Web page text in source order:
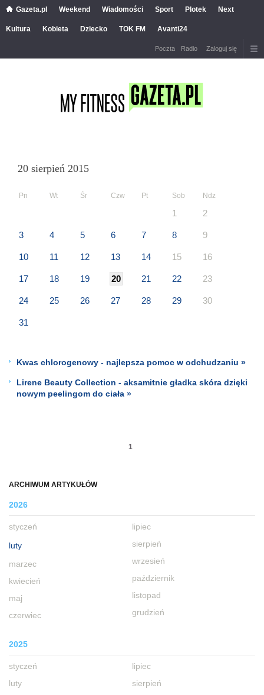
Gazeta.pl Weekend Wiadomości Sport Plotek Next
Kultura Kobieta Dziecko TOK FM Avanti24
Poczta Radio Zaloguj się
ARCHIWUM ARTYKUŁÓW
2026
styczeń
luty
marzec
kwiecień
maj
czerwiec
lipiec
sierpień
wrzesień
październik
listopad
grudzień
2025
styczeń
luty
lipiec
sierpień
20 sierpień 2015
Pn Wt Śr Czw Pt Sob Ndz
1 2
3 4 5 6 7 8 9
10 11 12 13 14 15 16
17 18 19 20 21 22 23
24 25 26 27 28 29 30
31
Kwas chlorogenowy - najlepsza pomoc w odchudzaniu »
Lirene Beauty Collection - aksamitnie gładka skóra dzięki
nowym peelingom do ciała »
1